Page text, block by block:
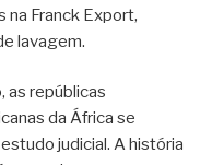
na Franck Export,
lavagem.
as repúblicas
da África se
judicial. A história